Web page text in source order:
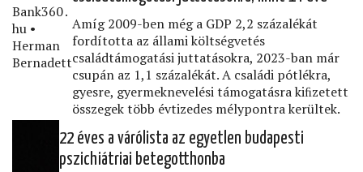
Bank360․
hu •
Herman
Bernadett
Amíg 2009-ben még a GDP 2,2 százalékát
fordította az állami költségvetés
családtámogatási juttatásokra, 2023-ban már
csupán az 1,1 százalékát. A családi pótlékra,
gyesre, gyermeknevelési támogatásra kiﬁzetett
összegek több évtizedes mélypontra kerültek.
22 éves a várólista az egyetlen budapesti
pszichiátriai betegotthonba